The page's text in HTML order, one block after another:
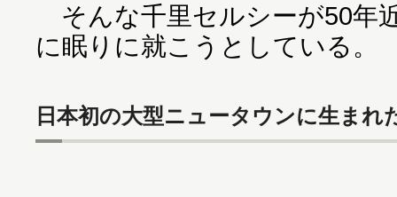
そんな千里セルシーが50年
に眠りに就こうとしている。
日本初の大型ニュータウンに生まれ